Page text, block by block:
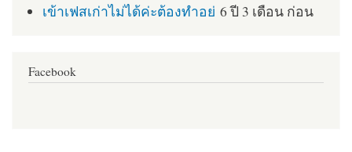
เข้าเฟสเก่าไม่ได้ค่ะต้องทำอย่ 6 ปี 3 เดือน ก่อน
Facebook